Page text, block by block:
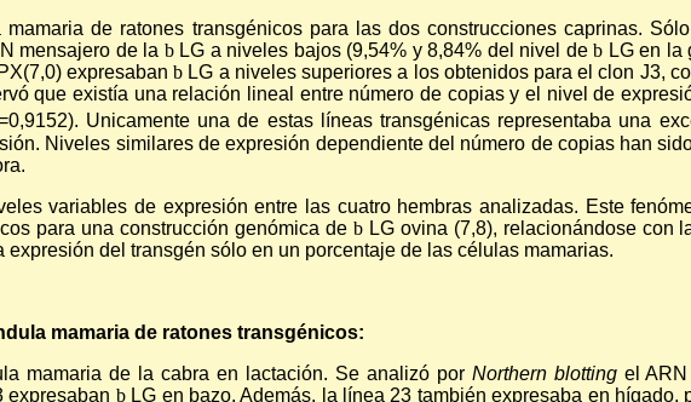
de ratones transgénicos para las dos construcciones caprinas.
mensajero de la bLG a niveles bajos (9,54% y 8,84% del nivel deb LG en la
expresabanb LG a niveles superiores a los obtenidos para el clon J3,
que existía una relación lineal entre número de copias y el nivel de
Unicamente una de estas líneas transgénicas representaba una
Niveles similares de expresión dependiente del número de copias han
variables de expresión entre las cuatro hembras analizadas. Este
para una construcción genómica de bLG ovina (7,8), relacionándose con
del transgén sólo en un porcentaje de las células mamarias.
mamaria de ratones transgénicos:
mamaria de la cabra en lactación. Se analizó por Northern blottingel ARN
expresaban bLG en bazo. Además, la línea 23 también expresaba en